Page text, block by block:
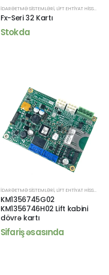
İDARƏETMƏ SISTEMLƏRI, LIFT EHTIYAT HISSƏLƏRI
Fx-Seri 32 Kartı
Stokda
İDARƏETMƏ SISTEMLƏRI, LIFT EHTIYAT HISSƏLƏRI
KM1356745G02
KM1356746H02 Lift kabini
dövrə kartı
Sifariş əsasında